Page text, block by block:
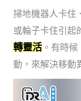
掃地機器人卡住
或輪子卡住引起
轉靈活 。有時
動，來解決移動